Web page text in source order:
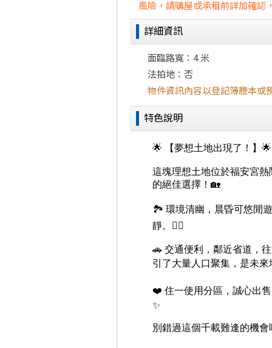
風險，請購屋或承租前詳加確認
詳細資訊
面臨路寬：4 米
法拍地：否
物件資訊內容以登記簿謄本或
特色說明